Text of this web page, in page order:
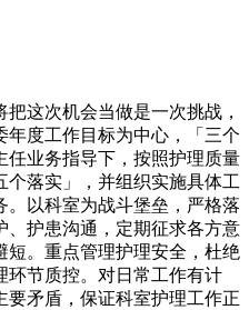
这次机会当做是一次挑战，
度工作目标为中心，「三个
任业务指导下，按照护理质量
落实」，并组织实施具体工
以科室为战斗堡垒，严格落
、护患沟通，定期征求各方意
短。重点管理护理安全，杜绝
环节质控。对日常工作有计
矛盾，保证科室护理工作正